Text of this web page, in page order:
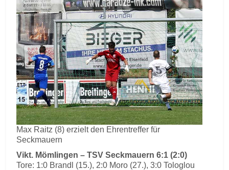
Max Raitz (8) erzielt den Ehrentreffer für
Seckmauern
Vikt. Mömlingen – TSV Seckmauern 6:1 (2:0)
Tore: 1:0 Brandl (15.), 2:0 Moro (27.), 3:0 Tologlou